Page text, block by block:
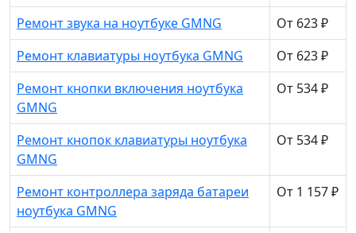
Ремонт звука на ноутбуке GMNG
От 623 ₽
Ремонт клавиатуры ноутбука GMNG
От 623 ₽
Ремонт кнопки включения ноутбука
GMNG
От 534 ₽
Ремонт кнопок клавиатуры ноутбука
GMNG
От 534 ₽
Ремонт контроллера заряда батареи
ноутбука GMNG
От 1 157 ₽